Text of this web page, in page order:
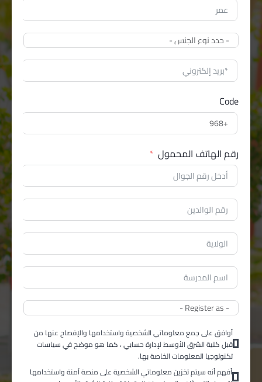
Code
رقم الهاتف المحمول
أوافق على جمع معلوماتي الشخصية واستخدامها والإفصاح عنها من
قبل كلية الشرق الأوسط لإدارة حسابي ، كما هو موضح في سياسات
تكنولوجيا المعلومات الخاصة بها.
أفهم أنه سيتم تخزين معلوماتي الشخصية على منصة آمنة واستخدامها